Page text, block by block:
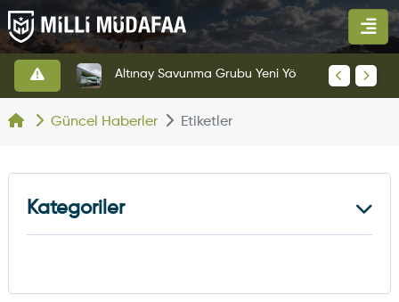
Güncel Haberler Etiketler
Kategoriler